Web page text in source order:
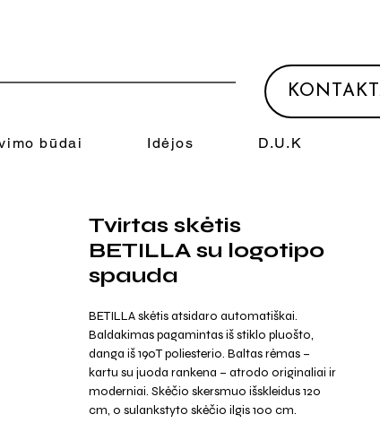
būdai Idėjos D.U.K
Tvirtas skėtis
BETILLA su logotipo
spauda
BETILLA skėtis atsidaro automatiškai.
Baldakimas pagamintas iš stiklo pluošto,
danga iš 190T poliesterio. Baltas rėmas –
kartu su juoda rankena – atrodo originaliai ir
moderniai. Skėčio skersmuo išskleidus 120
cm, o sulankstyto skėčio ilgis 100 cm.